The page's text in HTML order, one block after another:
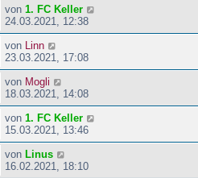
von 1. FC Keller
24.03.2021, 12:38
von Linn
23.03.2021, 17:08
von Mogli
18.03.2021, 14:08
von 1. FC Keller
15.03.2021, 13:46
von Linus
16.02.2021, 18:10